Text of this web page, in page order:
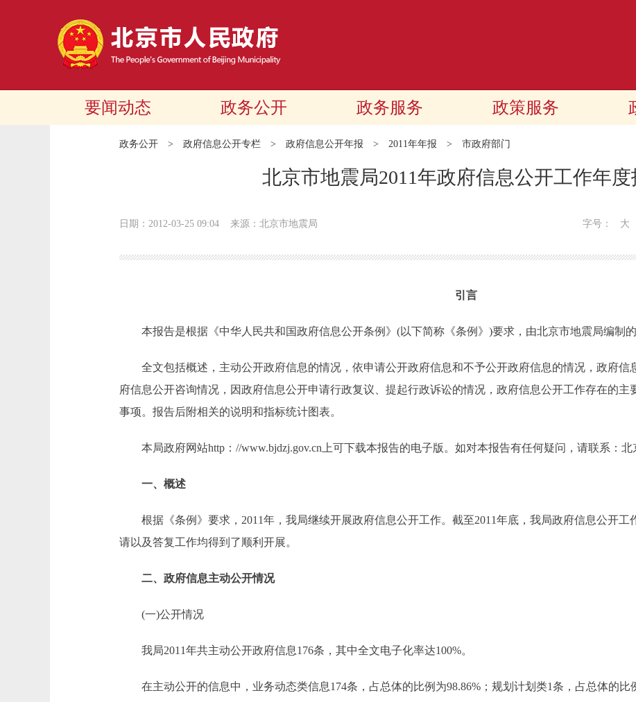
要闻动态 政务公开 政务服务 政策服务
政务公开 > 政府信息公开专栏 > 政府信息公开年报 > 2011年年报 > 市政府部门
北京市地震局2011年政府信息公开工作年度
日期：2012-03-25 09:04 来源：北京市地震局 字号： 大
引言
本报告是根据《中华人民共和国政府信息公开条例》(以下简称《条例》)要求，由北京市地震局编制的
全文包括概述，主动公开政府信息的情况，依申请公开政府信息和不予公开政府信息的情况，政府信
府信息公开咨询情况，因政府信息公开申请行政复议、提起行政诉讼的情况，政府信息公开工作存在的主
事项。报告后附相关的说明和指标统计图表。
本局政府网站http：//www.bjdzj.gov.cn上可下载本报告的电子版。如对本报告有任何疑问，请联系：北
一、概述
根据《条例》要求，2011年，我局继续开展政府信息公开工作。截至2011年底，我局政府信息公开工
请以及答复工作均得到了顺利开展。
二、政府信息主动公开情况
(一)公开情况
我局2011年共主动公开政府信息176条，其中全文电子化率达100%。
在主动公开的信息中，业务动态类信息174条，占总体的比例为98.86%；规划计划类1条，占总体的比